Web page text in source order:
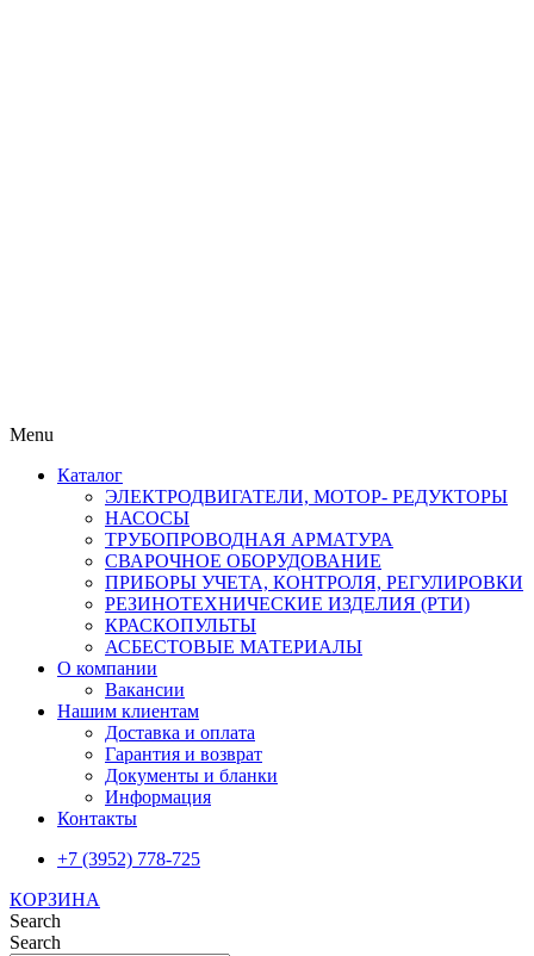
Menu
Каталог
ЭЛЕКТРОДВИГАТЕЛИ, МОТОР- РЕДУКТОРЫ
НАСОСЫ
ТРУБОПРОВОДНАЯ АРМАТУРА
СВАРОЧНОЕ ОБОРУДОВАНИЕ
ПРИБОРЫ УЧЕТА, КОНТРОЛЯ, РЕГУЛИРОВКИ
РЕЗИНОТЕХНИЧЕСКИЕ ИЗДЕЛИЯ (РТИ)
КРАСКОПУЛЬТЫ
АСБЕСТОВЫЕ МАТЕРИАЛЫ
О компании
Вакансии
Нашим клиентам
Доставка и оплата
Гарантия и возврат
Документы и бланки
Информация
Контакты
+7 (3952) 778-725
КОРЗИНА
Search
Search